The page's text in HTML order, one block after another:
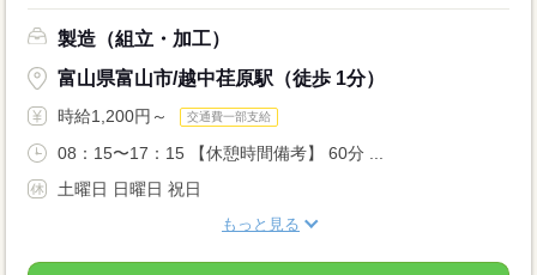
製造（組立・加工）
富山県富山市/越中荏原駅（徒歩 1分）
時給1,200円～ 交通費一部支給
08：15〜17：15 【休憩時間備考】 60分 ...
土曜日 日曜日 祝日
もっと見る